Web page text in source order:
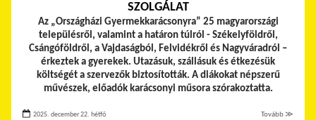
SZOLGÁLAT
Az „Országházi Gyermekkarácsonyra” 25 magyarországi
településről, valamint a határon túlról - Székelyföldről,
Csángóföldről, a Vajdaságból, Felvidékről és Nagyváradról –
érkeztek a gyerekek. Utazásuk, szállásuk és étkezésük
költségét a szervezők biztosították. A diákokat népszerű
művészek, előadók karácsonyi műsora szórakoztatta.
2025. december 22. hétfő Tovább ≫